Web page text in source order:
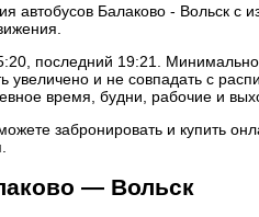
автобусов Балаково - Вольск с
последний 19:21.
увеличено и не совпадать с
время, будни, рабочие и
забронировать и купить
— Вольск